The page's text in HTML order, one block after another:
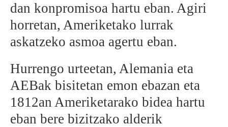
dan konpromisoa hartu eban. Agiri
horretan, Ameriketako lurrak
askatzeko asmoa agertu eban.
Hurrengo urteetan, Alemania eta
AEBak bisitetan emon ebazan eta
1812an Ameriketarako bidea hartu
eban bere bizitzako alderik